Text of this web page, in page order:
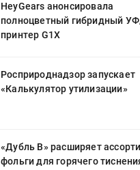
HeyGears анонсировала
полноцветный гибридный
принтер G1X
Росприроднадзор запускает
«Калькулятор утилизации»
«Дубль В» расширяет
фольги для горячего